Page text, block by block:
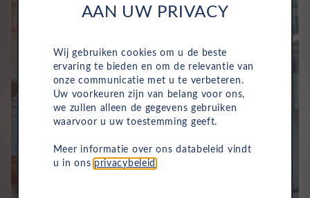
AAN UW PRIVACY
Wij gebruiken cookies om u de beste
ervaring te bieden en om de relevantie van
onze communicatie met u te verbeteren.
Uw voorkeuren zijn van belang voor ons,
we zullen alleen de gegevens gebruiken
waarvoor u uw toestemming geeft.
Meer informatie over ons databeleid vindt
u in ons privacybeleid